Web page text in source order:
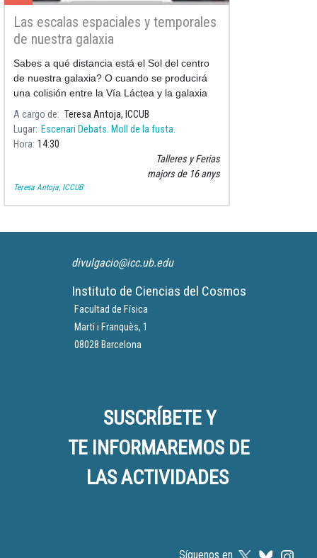
Las escalas espaciales y temporales
de nuestra galaxia
Sabes a qué distancia está el Sol del centro
de nuestra galaxia? O cuando se producirá
una colisión entre la Vía Láctea y la galaxia
de Andrómeda?
A cargo de
Teresa Antoja, ICCUB
Lugar Escenari Debats. Moll de la fusta.
Hora 14:30
Talleres y Ferias
majors de 16 anys
Teresa Antoja, ICCUB
divulgacio@icc.ub.edu
Instituto de Ciencias del Cosmos
Facultad de Física
Martí i Franquès, 1
08028 Barcelona
SUSCRÍBETE Y
TE INFORMAREMOS DE
LAS ACTIVIDADES
Síguenos en